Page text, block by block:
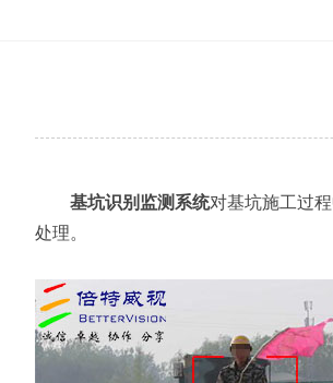
基坑识别监测系统对基坑施工过
处理。